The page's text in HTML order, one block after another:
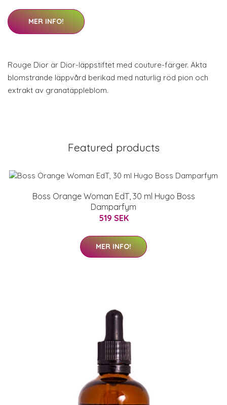
MER INFO!
Rouge Dior är Dior-läppstiftet med couture-färger. Äkta
blomstrande läppvård berikad med naturlig röd pion och
extrakt av granatäppleblom.
Featured products
Boss Orange Woman EdT, 30 ml Hugo Boss
Damparfym
519 SEK
MER INFO!